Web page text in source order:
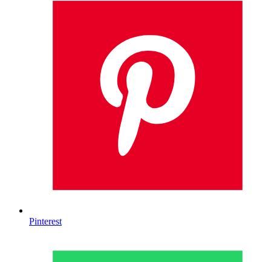
Pinterest